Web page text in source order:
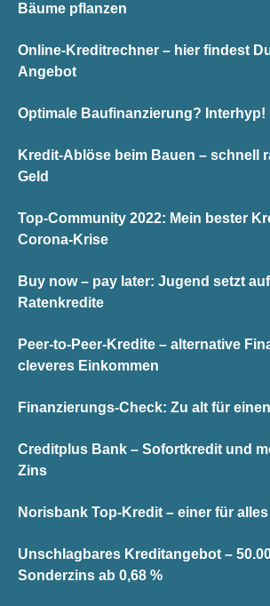
Bäume pflanzen
Online-Kreditrechner – hier findest
Angebot
Optimale Baufinanzierung? Interhyp!
Kredit-Ablöse beim Bauen – schnell
Geld
Top-Community 2022: Mein bester
Corona-Krise
Buy now – pay later: Jugend setzt
Ratenkredite
Peer-to-Peer-Kredite – alternative
cleveres Einkommen
Finanzierungs-Check: Zu alt für
Creditplus Bank – Sofortkredit und
Zins
Norisbank Top-Kredit – einer für alles
Unschlagbares Kreditangebot –
Sonderzins ab 0,68 %